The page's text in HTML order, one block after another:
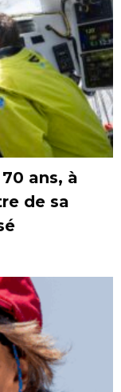
ans, à
de sa